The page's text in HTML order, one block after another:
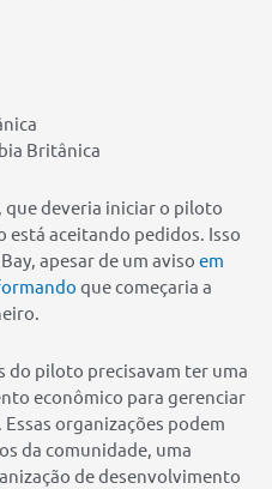
Britânica
deveria iniciar o piloto
está aceitando pedidos. Isso
apesar de um aviso em
que começaria a
do piloto precisavam ter uma
econômico para gerenciar
organizações podem
da comunidade, uma
de desenvolvimento